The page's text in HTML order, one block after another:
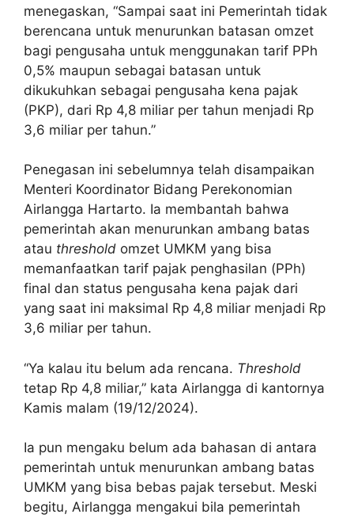
menegaskan, “Sampai saat ini Pemerintah tidak
berencana untuk menurunkan batasan omzet
bagi pengusaha untuk menggunakan tarif PPh
0,5% maupun sebagai batasan untuk
dikukuhkan sebagai pengusaha kena pajak
(PKP), dari Rp 4,8 miliar per tahun menjadi Rp
3,6 miliar per tahun.”
Penegasan ini sebelumnya telah disampaikan
Menteri Koordinator Bidang Perekonomian
Airlangga Hartarto. Ia membantah bahwa
pemerintah akan menurunkan ambang batas
atau threshold omzet UMKM yang bisa
memanfaatkan tarif pajak penghasilan (PPh)
final dan status pengusaha kena pajak dari
yang saat ini maksimal Rp 4,8 miliar menjadi Rp
3,6 miliar per tahun.
“Ya kalau itu belum ada rencana. Threshold
tetap Rp 4,8 miliar,” kata Airlangga di kantornya
Kamis malam (19/12/2024).
Ia pun mengaku belum ada bahasan di antara
pemerintah untuk menurunkan ambang batas
UMKM yang bisa bebas pajak tersebut. Meski
begitu, Airlangga mengakui bila pemerintah